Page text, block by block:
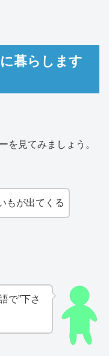
暮らします
を見てみましょう。
もが出てくる
で”下さ